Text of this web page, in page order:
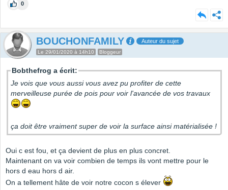
0
BOUCHONFAMILY Auteur du sujet
Le 29/01/2020 à 14h10 Bloggeur
Bobthefrog a écrit:
Je vois que vous aussi vous avez pu profiter de cette
merveilleuse purée de pois pour voir l'avancée de vos travaux
ça doit être vraiment super de voir la surface ainsi matérialisée !
Oui c est fou, et ça devient de plus en plus concret.
Maintenant on va voir combien de temps ils vont mettre pour le
hors d eau hors d air.
On a tellement hâte de voir notre cocon s élever